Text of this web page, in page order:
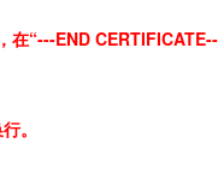
“---END
。